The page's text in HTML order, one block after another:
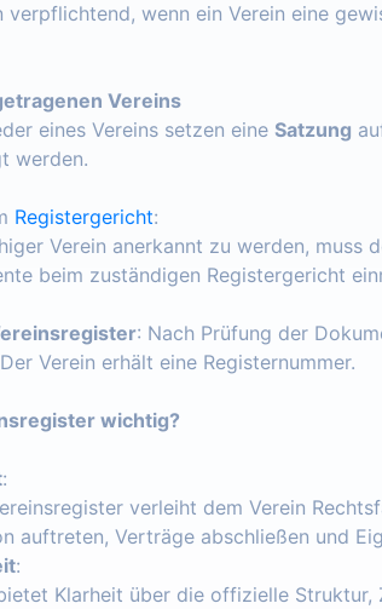
verpflichtend, wenn ein Verein eine
Vereins
eines Vereins setzen eine Satzung
werden.
Registergericht:
Verein anerkannt zu werden, muss
beim zuständigen Registergericht
: Nach Prüfung der
Verein erhält eine Registernummer.
wichtig?
:
verleiht dem Verein
auftreten, Verträge abschließen und
:
Klarheit über die offizielle Struktur,